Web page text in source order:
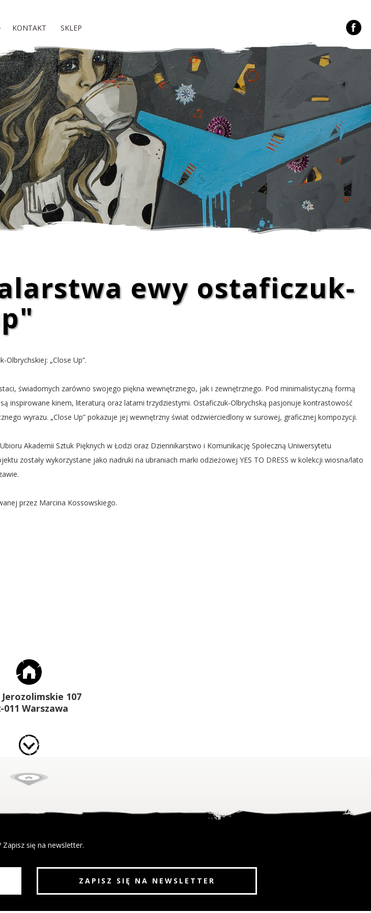
KONTAKT SKLEP
ewy ostaficzuk-
„Close Up”.
świadomych zarówno swojego piękna wewnętrznego, jak i zewnętrznego. Pod minimalistyczną formą
inspirowane kinem, literaturą oraz latami trzydziestymi. Ostaficzuk-Olbrychską pasjonuje kontrastowość
wyrazu. „Close Up” pokazuje jej wewnętrzny świat odzwierciedlony w surowej, graficznej kompozycji.
Akademii Sztuk Pięknych w Łodzi oraz Dziennikarstwo i Komunikację Społeczną Uniwersytetu
zostały wykorzystane jako nadruki na ubraniach marki odzieżowej YES TO DRESS w kolekcji wiosna/lato
przez Marcina Kossowskiego.
107
011 Warszawa
Zapisz się na newsletter.